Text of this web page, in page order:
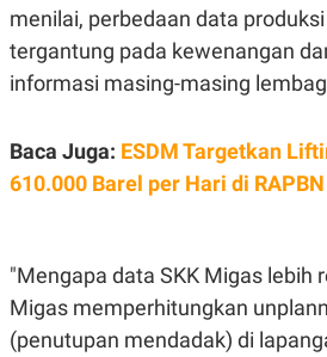
menilai, perbedaan data
tergantung pada kewenangan
informasi masing-masing
Baca Juga: ESDM Targetkan
610.000 Barel per Hari di
"Mengapa data SKK Migas lebih
Migas memperhitungkan
(penutupan mendadak) di